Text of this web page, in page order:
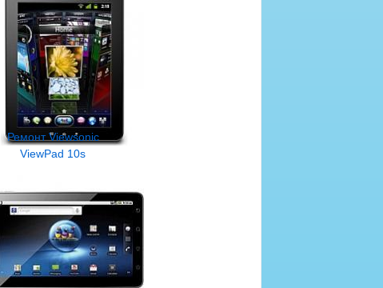
Ремонт Viewsonic
ViewPad 10s